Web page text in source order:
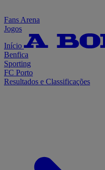
Fans Arena
Jogos
Início
Benfica
Sporting
FC Porto
Resultados e Classificações